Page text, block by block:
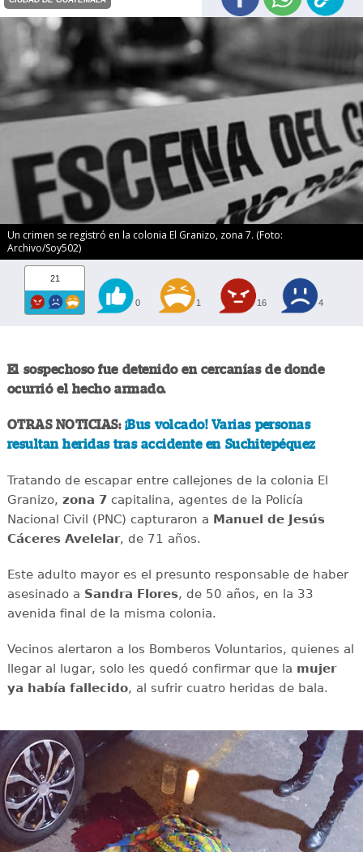
Un crimen se registró en la colonia El Granizo, zona 7. (Foto:
Archivo/Soy502)
21
0 1 16 4
El sospechoso fue detenido en cercanías de donde
ocurrió el hecho armado.
OTRAS NOTICIAS: ¡Bus volcado! Varias personas
resultan heridas tras accidente en Suchitepéquez
Tratando de escapar entre callejones de la colonia El
Granizo, zona 7 capitalina, agentes de la Policía
Nacional Civil (PNC) capturaron a Manuel de Jesús
Cáceres Avelelar, de 71 años.
Este adulto mayor es el presunto responsable de haber
asesinado a Sandra Flores, de 50 años, en la 33
avenida final de la misma colonia.
Vecinos alertaron a los Bomberos Voluntarios, quienes al
llegar al lugar, solo les quedó confirmar que la mujer
ya había fallecido, al sufrir cuatro heridas de bala.